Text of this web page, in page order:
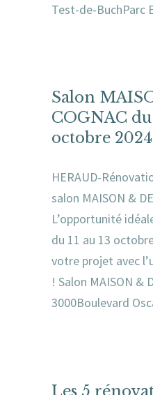
Test-de-BuchParc
Salon
COGNAC du
octobre 2024
HERAUD-
salon MAISON &
L’opportunité
du 11 au 13
votre projet avec
! Salon MAISON &
3000Boulevard
Les 5